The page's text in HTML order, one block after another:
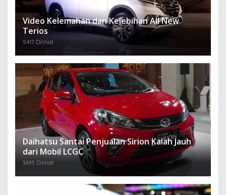
Video Kelemahan dan Kelebihan All New
Terios
5417 Dilihat
Daihatsu Santai Penjualan Sirion Kalah Jauh
dari Mobil LCGC
3495 Dilihat